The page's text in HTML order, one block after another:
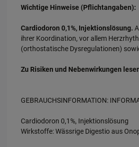
Wichtige Hinweise (Pflichtangaben):
Cardiodoron 0,1%, Injektionslösung.
ihrer Koordination, vor allem
(orthostatische Dysregulationen)
Zu Risiken und Nebenwirkungen
GEBRAUCHSINFORMATION:
Cardiodoron 0,1%, Injektionslösung
Wirkstoffe: Wässrige Digestio aus